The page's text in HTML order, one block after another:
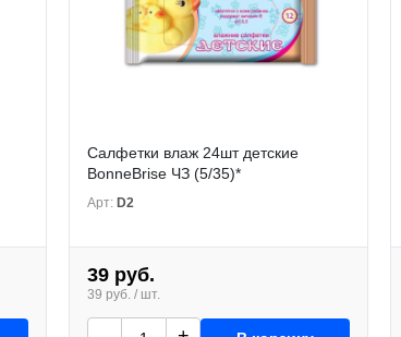
Салфетки влаж 24шт детские
BonneBrise ЧЗ (5/35)*
Арт: D2
39 руб.
39 руб. / шт.